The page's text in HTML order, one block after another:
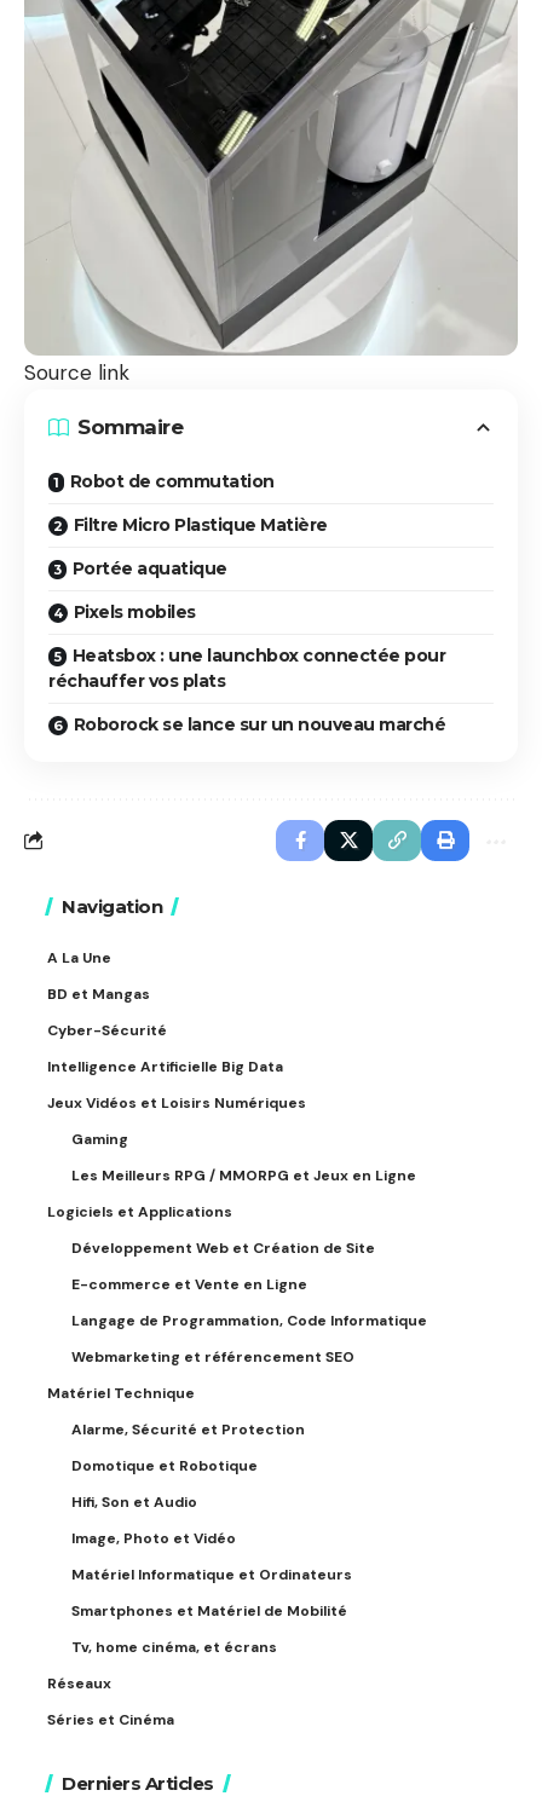
Source link
Sommaire
Robot de commutation
Filtre Micro Plastique Matière
Portée aquatique
Pixels mobiles
Heatsbox : une launchbox connectée pour
réchauffer vos plats
Roborock se lance sur un nouveau marché
Navigation
A La Une
BD et Mangas
Cyber-Sécurité
Intelligence Artificielle Big Data
Jeux Vidéos et Loisirs Numériques
Gaming
Les Meilleurs RPG / MMORPG et Jeux en Ligne
Logiciels et Applications
Développement Web et Création de Site
E-commerce et Vente en Ligne
Langage de Programmation, Code Informatique
Webmarketing et référencement SEO
Matériel Technique
Alarme, Sécurité et Protection
Domotique et Robotique
Hifi, Son et Audio
Image, Photo et Vidéo
Matériel Informatique et Ordinateurs
Smartphones et Matériel de Mobilité
Tv, home cinéma, et écrans
Réseaux
Séries et Cinéma
Derniers Articles